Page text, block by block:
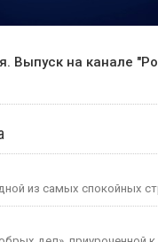
сим-бокса
опаздывать на работу